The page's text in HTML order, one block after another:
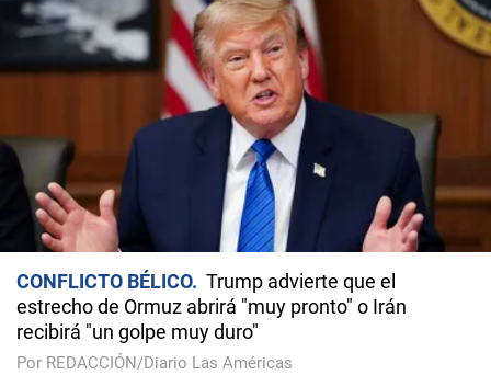
CONFLICTO BÉLICO
Trump advierte que el
estrecho de Ormuz abrirá "muy pronto" o Irán
recibirá "un golpe muy duro"
Por REDACCIÓN/Diario Las Américas